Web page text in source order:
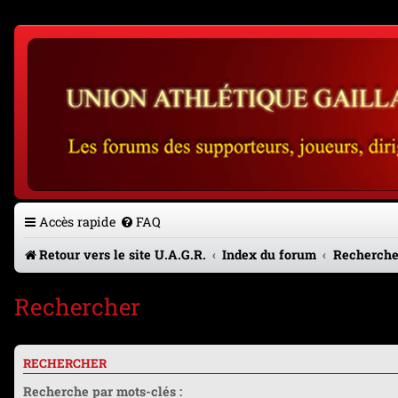
Accès rapide
FAQ
Retour vers le site U.A.G.R.
Index du forum
Rechercher
RECHERCHER
Recherche par mots-clés :